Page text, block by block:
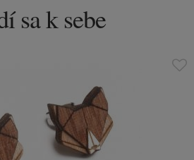
sa k sebe